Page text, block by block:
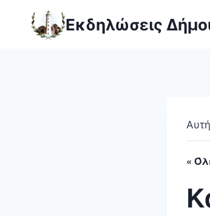
Εκδηλώσεις
«